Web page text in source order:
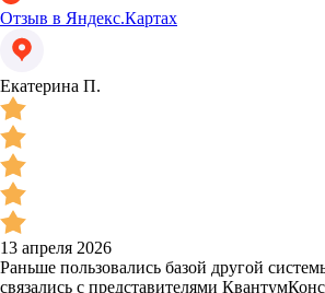
Отзыв в Яндекс.Картах
Екатерина П.
13 апреля 2026
Раньше пользовались базой другой
связались с представителями